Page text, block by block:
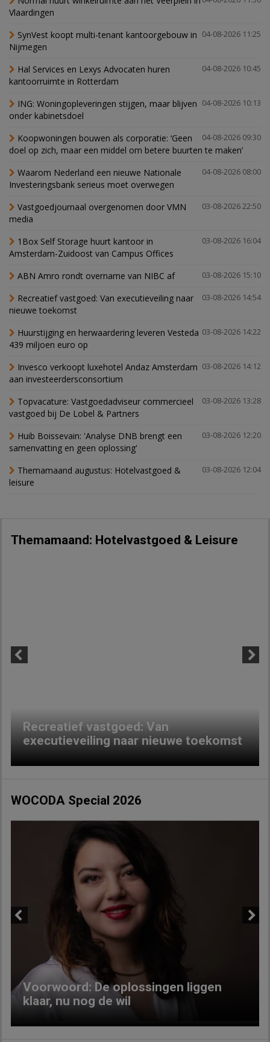
Vlaardingen
04-08-2026 11:25
SynVest koopt multi-tenant kantoorgebouw in
Nijmegen
04-08-2026 10:45
Hal Services en Lexys Advocaten huren
kantoorruimte in Rotterdam
04-08-2026 10:13
ING: Woningopleveringen stijgen, maar blijven
onder kabinetsdoel
04-08-2026 09:30
Koopwoningen bouwen als corporatie: ‘Geen
doel op zich, maar een middel om betere buurten te maken’
04-08-2026 08:00
Waarom Nederland een nieuwe Nationale
Investeringsbank serieus moet overwegen
03-08-2026 22:50
Vastgoedjournaal overgenomen door VMN
media
03-08-2026 16:04
1Box Self Storage huurt kantoor in
Amsterdam-Zuidoost van Campus Offices
03-08-2026 15:10
ABN Amro rondt overname van NIBC af
03-08-2026 14:54
Recreatief vastgoed: Van executieveiling naar
nieuwe toekomst
03-08-2026 14:22
Huurstijging en herwaardering leveren Vesteda
439 miljoen euro op
03-08-2026 14:12
Invesco verkoopt luxehotel Andaz Amsterdam
aan investeerdersconsortium
03-08-2026 13:28
Topvacature: Vastgoedadviseur commercieel
vastgoed bij De Lobel & Partners
03-08-2026 12:20
Huib Boissevain: 'Analyse DNB brengt een
samenvatting en geen oplossing'
03-08-2026 12:04
Themamaand augustus: Hotelvastgoed &
leisure
Themamaand: Hotelvastgoed & Leisure
Recreatief vastgoed: Van
executieveiling naar nieuwe toekomst
WOCODA Special 2026
Voorwoord: De oplossingen liggen
klaar, nu nog de wil